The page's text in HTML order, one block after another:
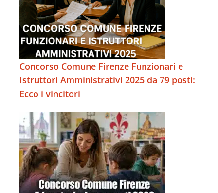
Concorso Comune Firenze Funzionari e
Istruttori Amministrativi 2025 da 79 posti:
Ecco i vincitori